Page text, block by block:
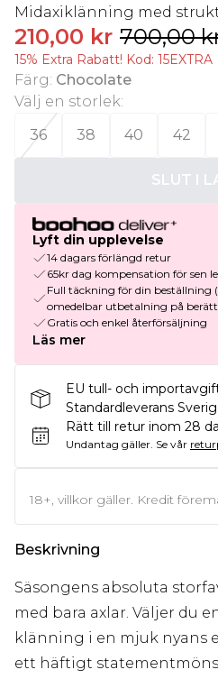
Midaxiklänning med
210,00 kr 700,00
15% Extra Rabatt! Kod: 15EXTRA
Färg: Chocolate
Välj en storlek:
36
38 40 42
SLUT I
Lyft din upplevelse
14 dagars förlängd retur
65kr dag kompensation för sen
Full täckning för din beställning
omedelbar utbetalning på
Gratis och enkel återförsäljning
Läs mer
EU tull- och
Standardleverans
Rätt till retur inom 28
Undantag gäller. Se vår
18+, villkor gäller. Kredit
Beskrivning
Säsongens absoluta
med bara axlar. Väljer du
klänning i en mjuk nyans
ett häftigt